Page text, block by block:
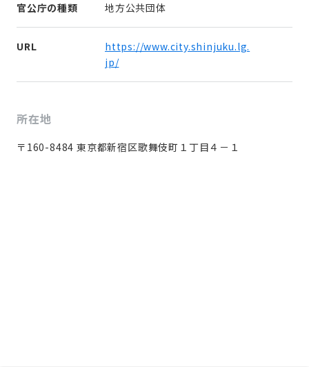
官公庁の種類 地方公共団体
URL
https://www.city.shinjuku.lg.
jp/
所在地
〒160-8484 東京都新宿区歌舞伎町１丁目４－１